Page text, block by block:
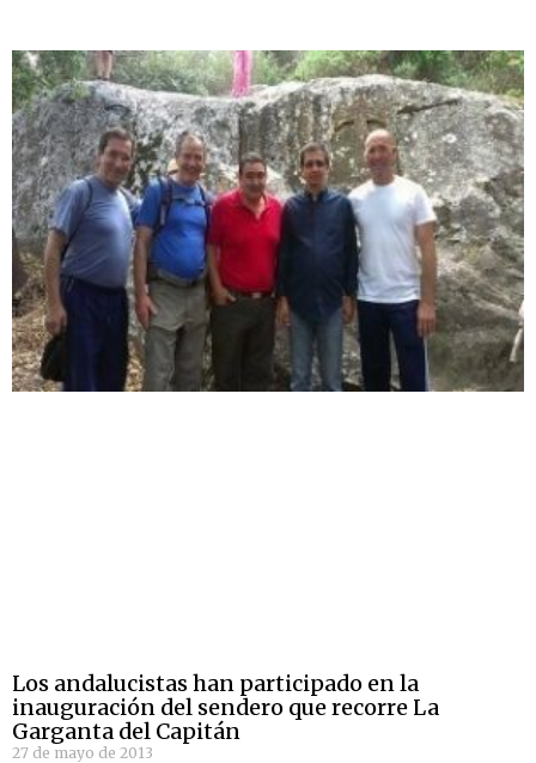
Los andalucistas han participado en la
inauguración del sendero que recorre La
Garganta del Capitán
27 de mayo de 2013